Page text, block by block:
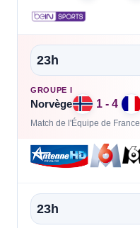
23h
GROUPE I
Norvège 1 - 4
Match de l'Équipe de France
23h